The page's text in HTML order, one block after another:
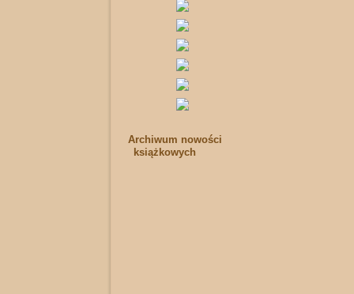
Archiwum nowości
książkowych